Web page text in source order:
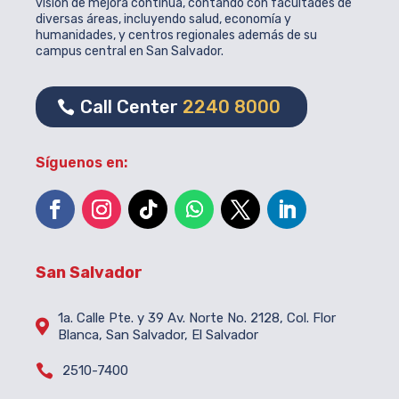
visión de mejora continua, contando con facultades de
diversas áreas, incluyendo salud, economía y
humanidades, y centros regionales además de su
campus central en San Salvador.
Call Center 2240 8000
Síguenos en:
San Salvador
 1a. Calle Pte. y 39 Av. Norte No. 2128, Col. Flor
Blanca, San Salvador, El Salvador
 2510-7400